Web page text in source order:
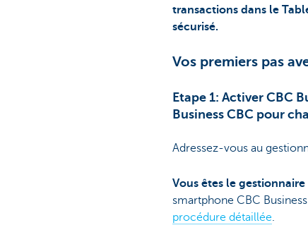
transactions dans le
sécurisé.
Vos premiers pas
Etape 1: Activer CBC
Business CBC pour
Adressez-vous au
Vous êtes le
smartphone CBC
procédure détaillée.